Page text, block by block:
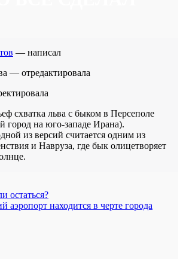
— написал
— отредактировала
схватка льва с быком в Персеполе
город на юго-западе Ирана).
из версий считается одним из
и Навруза, где бык олицетворяет
остаться?
аэропорт находится в черте города